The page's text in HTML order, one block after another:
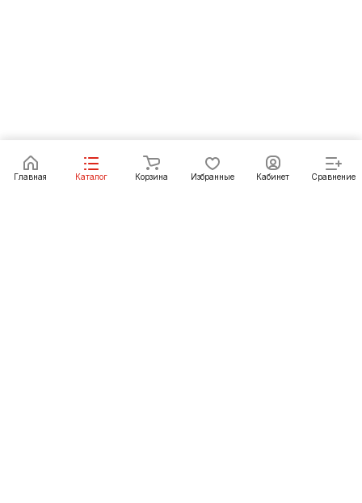
Под заказ
Главная Каталог Корзина Избранные Кабинет Сравнение